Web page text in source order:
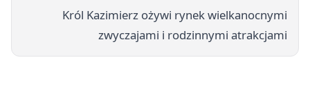
Król Kazimierz ożywi rynek wielkanocnymi
zwyczajami i rodzinnymi atrakcjami